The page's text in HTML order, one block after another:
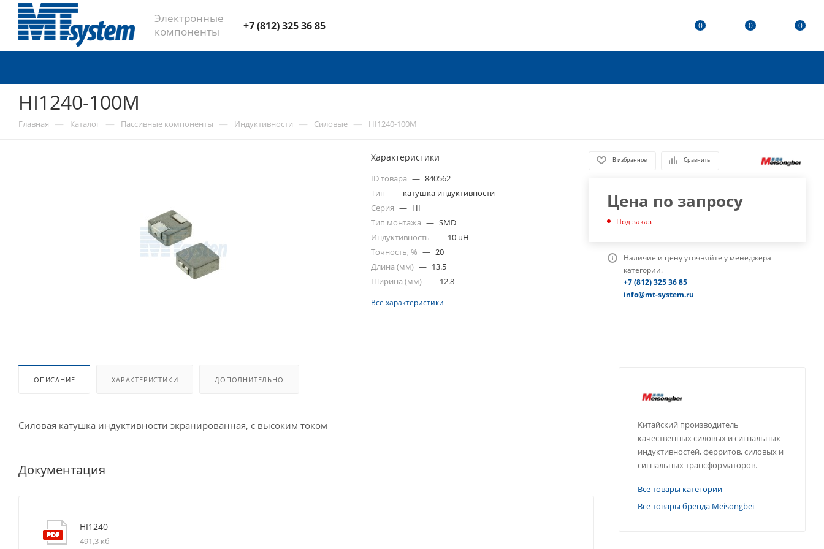
Электронные
компоненты
+7 (812) 325 36 85 0 0 0
HI1240-100M
Главная — Каталог — Пассивные компоненты — Индуктивности — Силовые — HI1240-100M
Характеристики
ID товара — 840562
Тип — катушка индуктивности
Серия — HI
Тип монтажа — SMD
Индуктивность — 10 uH
Точность, % — 20
Длина (мм) — 13.5
Ширина (мм) — 12.8
Все характеристики
В избранное Сравнить
Цена по запросу
Под заказ
Наличие и цену уточняйте у менеджера
категории.
+7 (812) 325 36 85
info@mt-system.ru
ОПИСАНИЕ ХАРАКТЕРИСТИКИ ДОПОЛНИТЕЛЬНО
Силовая катушка индуктивности экранированная, с высоким током
Документация
HI1240
491,3 кб
Китайский производитель
качественных силовых и сигнальных
индуктивностей, ферритов, силовых и
сигнальных трансформаторов.
Все товары категории
Все товары бренда Meisongbei